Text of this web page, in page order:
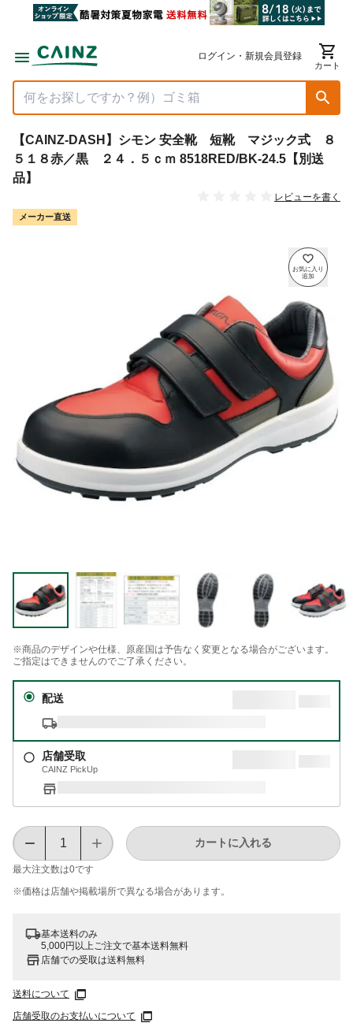
ログイン・新規会員登録
カート
【CAINZ-DASH】シモン 安全靴 短靴 マジック式 ８
５１８赤／黒 ２４．５ｃｍ 8518RED/BK-24.5【別送
品】
レビューを書く
メーカー直送
※商品のデザインや仕様、原産国は予告なく変更となる場合がございます。
ご指定はできませんのでご了承ください。
配送
店舗受取
CAINZ PickUp
最大注文数は0です
カートに入れる
※価格は​店舗や​掲載場所で​異なる​場合が​あります。
基本送料のみ
5,000円以上ご注文で基本送料無料
店舗での受取は送料無料
送料について
店舗受取のお支払いについて